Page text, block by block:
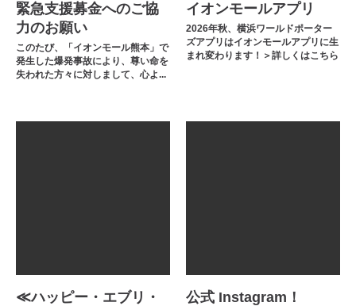
緊急支援募金へのご協
力のお願い
このたび、「イオンモール熊本」で
発生した爆発事故により、尊い命を
失われた方々に対しまして、心よ...
イオンモールアプリ
2026年秋、横浜ワールドポーター
ズアプリはイオンモールアプリに生
まれ変わります！＞詳しくはこちら
≪ハッピー・エブリ・
公式 Instagram！